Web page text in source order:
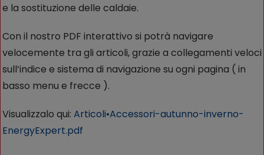
e la sostituzione delle caldaie.
Con il nostro PDF interattivo si potrà navigare
velocemente tra gli articoli, grazie a collegamenti veloci
sull’indice e sistema di navigazione su ogni pagina ( in
basso menu e frecce ).
Visualizzalo qui: Articoli•Accessori-autunno-inverno-
EnergyExpert.pdf